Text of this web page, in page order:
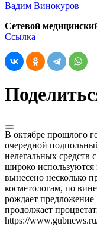
Вадим Винокуров
Сетевой
Ссылка
В октябре прошлого
очередной
нелегальных средств
широко используются
вынесено несколько
косметологам, по
рождает
продолжает
https://